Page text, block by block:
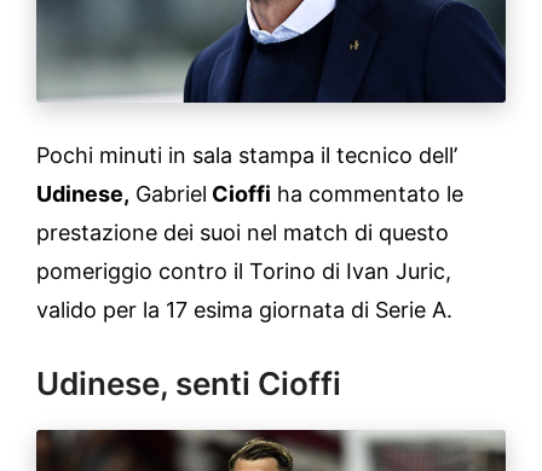
Pochi minuti in sala stampa il tecnico dell’
Udinese, Gabriel Cioffi ha commentato le
prestazione dei suoi nel match di questo
pomeriggio contro il Torino di Ivan Juric,
valido per la 17 esima giornata di Serie A.
Udinese, senti Cioffi